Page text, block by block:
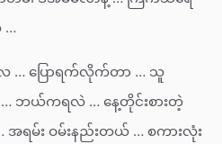
…
ပြောရက်လိုက်တာ … သူ
ဘယ်ကရလဲ … နေ့တိုင်းစားတဲ့
ရမ်း ဝမ်းနည်းတယ် … စကားလုံး